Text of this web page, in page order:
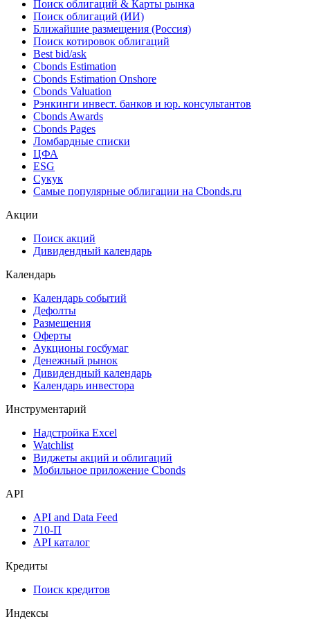
Поиск облигаций & Карты рынка
Поиск облигаций (ИИ)
Ближайшие размещения (Россия)
Поиск котировок облигаций
Best bid/ask
Cbonds Estimation
Cbonds Estimation Onshore
Cbonds Valuation
Рэнкинги инвест. банков и юр. консультантов
Cbonds Awards
Cbonds Pages
Ломбардные списки
ЦФА
ESG
Сукук
Самые популярные облигации на Cbonds.ru
Акции
Поиск акций
Дивидендный календарь
Календарь
Календарь событий
Дефолты
Размещения
Оферты
Аукционы госбумаг
Денежный рынок
Дивидендный календарь
Календарь инвестора
Инструментарий
Надстройка Excel
Watchlist
Виджеты акций и облигаций
Мобильное приложение Cbonds
API
API and Data Feed
710-П
API каталог
Кредиты
Поиск кредитов
Индексы